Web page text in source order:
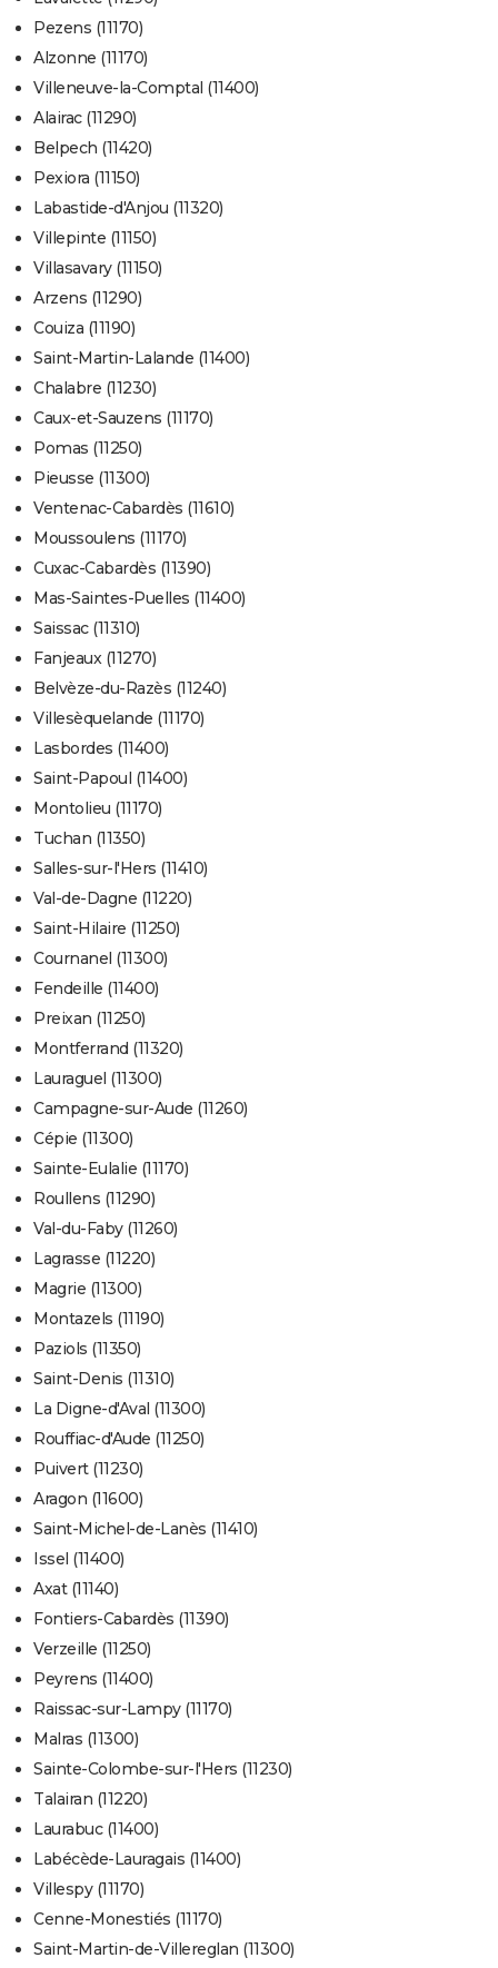
Pezens (11170)
Alzonne (11170)
Villeneuve-la-Comptal (11400)
Alairac (11290)
Belpech (11420)
Pexiora (11150)
Labastide-d'Anjou (11320)
Villepinte (11150)
Villasavary (11150)
Arzens (11290)
Couiza (11190)
Saint-Martin-Lalande (11400)
Chalabre (11230)
Caux-et-Sauzens (11170)
Pomas (11250)
Pieusse (11300)
Ventenac-Cabardès (11610)
Moussoulens (11170)
Cuxac-Cabardès (11390)
Mas-Saintes-Puelles (11400)
Saissac (11310)
Fanjeaux (11270)
Belvèze-du-Razès (11240)
Villesèquelande (11170)
Lasbordes (11400)
Saint-Papoul (11400)
Montolieu (11170)
Tuchan (11350)
Salles-sur-l'Hers (11410)
Val-de-Dagne (11220)
Saint-Hilaire (11250)
Cournanel (11300)
Fendeille (11400)
Preixan (11250)
Montferrand (11320)
Lauraguel (11300)
Campagne-sur-Aude (11260)
Cépie (11300)
Sainte-Eulalie (11170)
Roullens (11290)
Val-du-Faby (11260)
Lagrasse (11220)
Magrie (11300)
Montazels (11190)
Paziols (11350)
Saint-Denis (11310)
La Digne-d'Aval (11300)
Rouffiac-d'Aude (11250)
Puivert (11230)
Aragon (11600)
Saint-Michel-de-Lanès (11410)
Issel (11400)
Axat (11140)
Fontiers-Cabardès (11390)
Verzeille (11250)
Peyrens (11400)
Raissac-sur-Lampy (11170)
Malras (11300)
Sainte-Colombe-sur-l'Hers (11230)
Talairan (11220)
Laurabuc (11400)
Labécède-Lauragais (11400)
Villespy (11170)
Cenne-Monestiés (11170)
Saint-Martin-de-Villereglan (11300)